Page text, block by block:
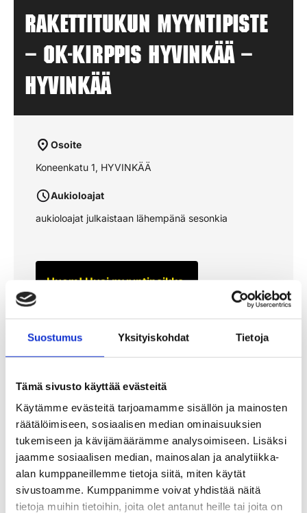
Suostumus Yksityiskohdat Tietoja
Tämä sivusto käyttää evästeitä
Käytämme evästeitä tarjoamamme sisällön ja mainosten
räätälöimiseen, sosiaalisen median ominaisuuksien
tukemiseen ja kävijämäärämme analysoimiseen. Lisäksi
jaamme sosiaalisen median, mainosalan ja analytiikka-
alan kumppaneillemme tietoja siitä, miten käytät
sivustoamme. Kumppanimme voivat yhdistää näitä
tietoja muihin tietoihin, joita olet antanut heille tai joita on
Rakettitukun myyntipiste
– OK-KIRPPIS HYVINKÄÄ –
HYVINKÄÄ
Osoite
Koneenkatu 1, HYVINKÄÄ
Aukioloajat
aukioloajat julkaistaan lähempänä sesonkia
Huom! Uusi myyntipaikka.
Katso reitti kartalta